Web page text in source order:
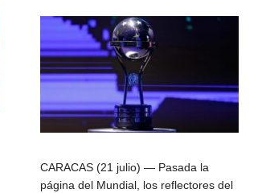
CARACAS (21 julio) — Pasada la
página del Mundial, los reflectores del